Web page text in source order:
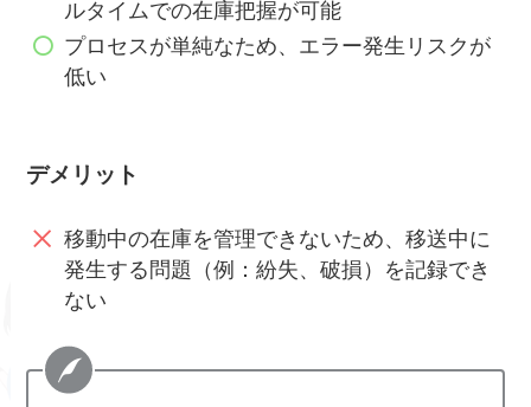
ルタイムでの在庫把握が可能
プロセスが単純なため、エラー発生リスクが
低い
デメリット
移動中の在庫を管理できないため、移送中に
発生する問題（例：紛失、破損）を記録でき
ない